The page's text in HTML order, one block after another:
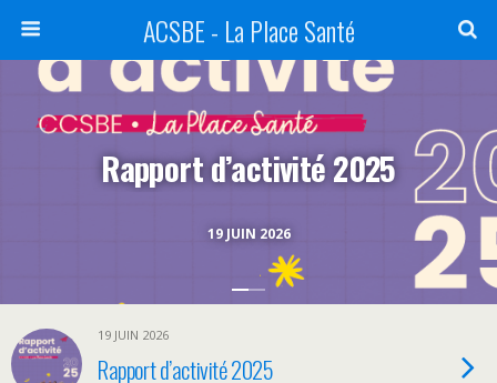
ACSBE - La Place Santé
19 JUIN 2026
Rapport d’activité 2025
19 JUIN 2026
Rapport d’activité 2025